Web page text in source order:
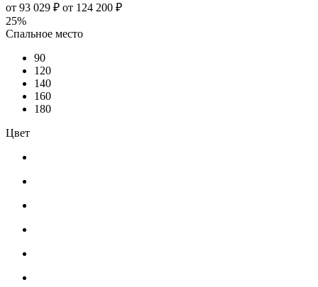
от 93 029 ₽ от 124 200 ₽
25%
Спальное место
90
120
140
160
180
Цвет